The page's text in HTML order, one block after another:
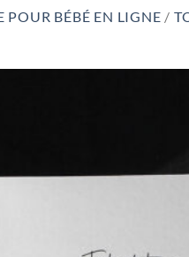
POUR BÉBÉ EN LIGNE /